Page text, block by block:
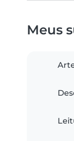
Meus